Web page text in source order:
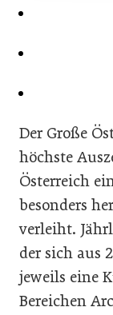
Der Große
höchste
Österreich
besonders
verleiht.
der sich aus
jeweils eine
Bereichen